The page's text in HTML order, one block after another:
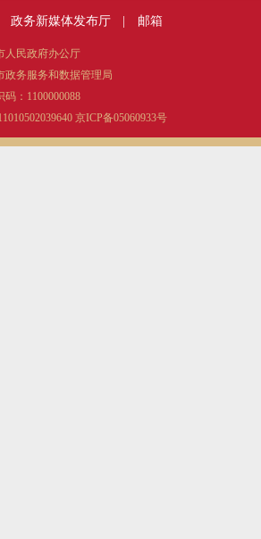
政务新媒体发布厅 邮箱
人民政府办公厅
政务服务和数据管理局
：1100000088
京ICP备05060933号